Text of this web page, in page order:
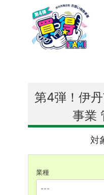
第4弾！伊
事業
対
業種